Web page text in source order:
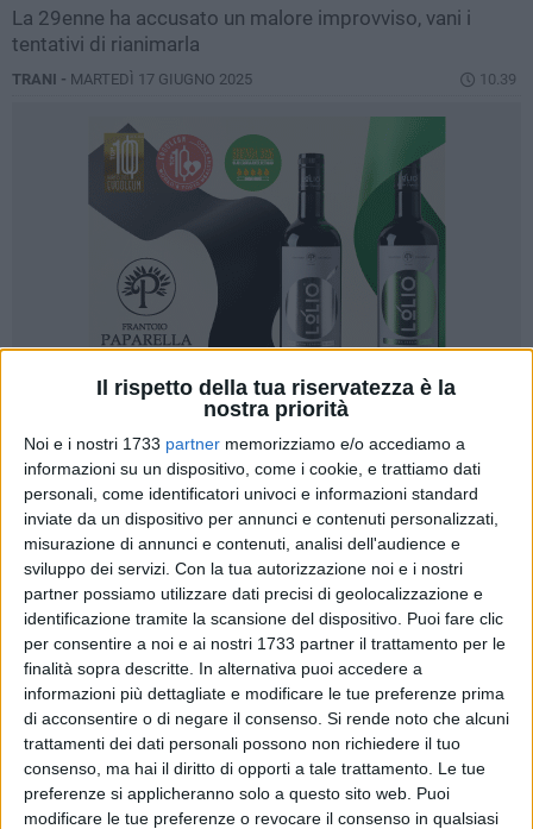
Il rispetto della tua riservatezza è la
nostra priorità
Noi e i nostri 1733 partner memorizziamo e/o accediamo a
informazioni su un dispositivo, come i cookie, e trattiamo dati
personali, come identificatori univoci e informazioni standard
inviate da un dispositivo per annunci e contenuti personalizzati,
misurazione di annunci e contenuti, analisi dell'audience e
sviluppo dei servizi. Con la tua autorizzazione noi e i nostri
partner possiamo utilizzare dati precisi di geolocalizzazione e
identificazione tramite la scansione del dispositivo. Puoi fare clic
per consentire a noi e ai nostri 1733 partner il trattamento per le
finalità sopra descritte. In alternativa puoi accedere a
informazioni più dettagliate e modificare le tue preferenze prima
di acconsentire o di negare il consenso. Si rende noto che alcuni
trattamenti dei dati personali possono non richiedere il tuo
consenso, ma hai il diritto di opporti a tale trattamento. Le tue
preferenze si applicheranno solo a questo sito web. Puoi
modificare le tue preferenze o revocare il consenso in qualsiasi
La 29enne ha accusato un malore improvviso, vani i
tentativi di rianimarla
TRANI - MARTEDÌ 17 GIUGNO 2025 10.39
1000
A cura di
ALESSANDRA VACCA
Una serata spensierata tra compagni di classe si è
trasformata in tragedia. Ieri sera, una ragazza di Trani,
studentessa del corso serale dell'Istituto Cosmai, è deceduta
improvvisamente dopo essere stata colta da un malore
mentre si trovava in pizzeria per il tradizionale
appuntamento di fine anno.
Il dramma si è consumato in una pizzeria di Bisceglie.
Secondo quanto emerso, la giovane, di 29 anni, stava